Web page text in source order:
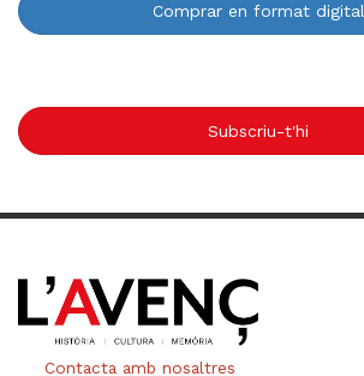
Comprar en format digital
Subscriu-t'hi
Contacta amb nosaltres